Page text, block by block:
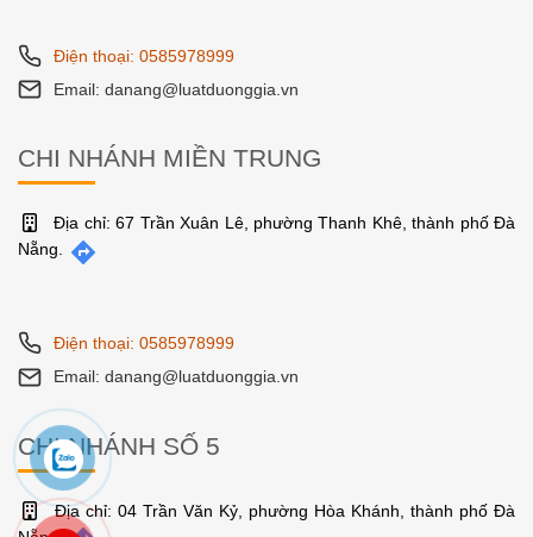
Điện thoại: 0585978999
Email: danang@luatduonggia.vn
CHI NHÁNH MIỀN TRUNG
Địa chỉ: 67 Trần Xuân Lê, phường Thanh Khê, thành phố Đà
Nẵng.
Điện thoại: 0585978999
Email: danang@luatduonggia.vn
CHI NHÁNH SỐ 5
Địa chỉ: 04 Trần Văn Kỷ, phường Hòa Khánh, thành phố Đà